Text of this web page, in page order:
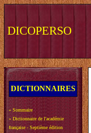
DICOPERSO
DICTIONNAIRES
» Sommaire
» Dictionnaire de l'académie
française - Septième édition